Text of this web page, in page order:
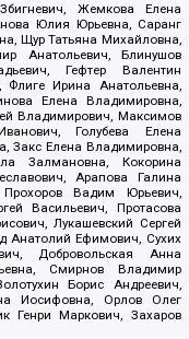
Жемкова Елена
Юлия Юрьевна, Саранг
Щур Татьяна Михайловна,
Анатольевич, Блинушов
Гефтер Валентин
Ирина Анатольевна,
Елена Владимировна,
Владимирович, Максимов
Голубева Елена
Закс Елена Владимировна,
Залмановна, Кокорина
Арапова Галина
Вадим Юрьевич,
Васильевич, Протасова
Лукашевский Сергей
Анатолий Ефимович, Сухих
Добровольская Анна
Смирнов Владимир
Борис Андреевич,
Иосифовна, Орлов Олег
Генри Маркович, Захаров